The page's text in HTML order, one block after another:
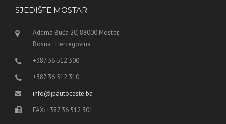
SJEDIŠTE MOSTAR
Adema Buća 20, 88000 Mostar,
Bosna i Hercegovina
+387 36 512 300
+387 36 512 310
info@jpautoceste.ba
FAX: +387 36 512 301